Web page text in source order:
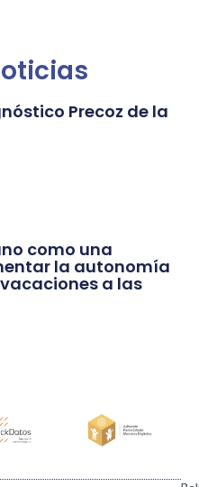
Precoz de la
como una
la autonomía
a las